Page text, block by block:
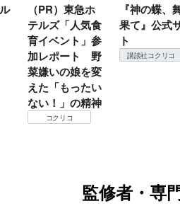
（PR）東急ホ
テルズ「人気食
育イベント」参
加レポート 野
菜嫌いの娘を変
えた「もったい
ない！」の精神
コクリコ
『神の蝶、
果て』公式
ト
講談社コクリコ
監修者・専